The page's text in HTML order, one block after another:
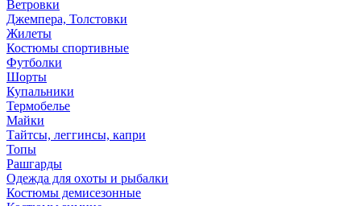
Ветровки
Джемпера, Толстовки
Жилеты
Костюмы спортивные
Футболки
Шорты
Купальники
Термобелье
Майки
Тайтсы, леггинсы, капри
Топы
Рашгарды
Одежда для охоты и рыбалки
Костюмы демисезонные